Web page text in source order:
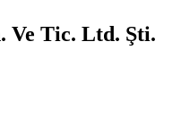
Ve Tic. Ltd. Şti.